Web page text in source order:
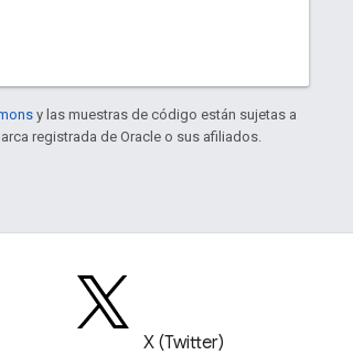
y las muestras de código están sujetas a
registrada de Oracle o sus afiliados.
X (Twitter)